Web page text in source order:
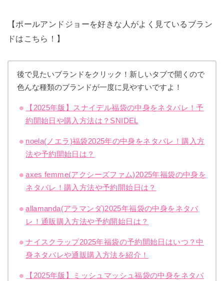
【ポールアンドジョーを好きな人がよく見ているブラン
ドはこちら！】
後で見たいブランドをクリック！新しいタブで開くので
色んな種類のブランドが一度に見やすいですよ！
【2025年版】スナイデル福袋の中身をネタバレ！予
約開始日や購入方法は？SNIDEL
noela(ノエラ)福袋2025年の中身をネタバレ！購入方
法や予約開始日は？
axes femme(アクシーズファム)2025年福袋の中身を
ネタバレ！購入方法や予約開始日は？
allamanda(アラマンダ)2025年福袋の中身をネタバ
レ！通販購入方法や予約開始日は？
ナイスクラップ2025年福袋の予約開始日はいつ？中
身ネタバレや通販購入方法を紹介！
【2025年版】ミッシュマッシュ福袋の中身をネタバ